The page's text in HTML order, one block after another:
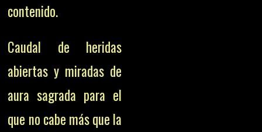
contenido.
Caudal de heridas
abiertas y miradas de
aura sagrada para el
que no cabe más que la